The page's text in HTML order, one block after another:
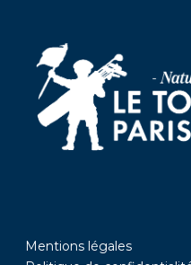
Mentions légales